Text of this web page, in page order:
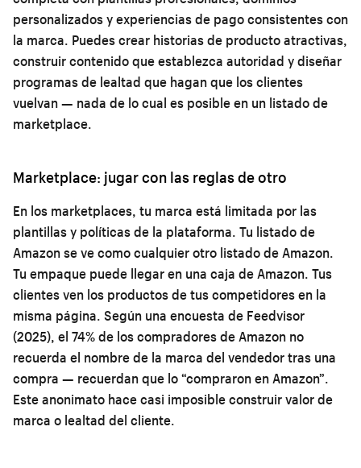
personalizados y experiencias de pago consistentes con
la marca. Puedes crear historias de producto atractivas,
construir contenido que establezca autoridad y diseñar
programas de lealtad que hagan que los clientes
vuelvan — nada de lo cual es posible en un listado de
marketplace.
Marketplace: jugar con las reglas de otro
En los marketplaces, tu marca está limitada por las
plantillas y políticas de la plataforma. Tu listado de
Amazon se ve como cualquier otro listado de Amazon.
Tu empaque puede llegar en una caja de Amazon. Tus
clientes ven los productos de tus competidores en la
misma página. Según una encuesta de Feedvisor
(2025), el 74% de los compradores de Amazon no
recuerda el nombre de la marca del vendedor tras una
compra — recuerdan que lo “compraron en Amazon”.
Este anonimato hace casi imposible construir valor de
marca o lealtad del cliente.